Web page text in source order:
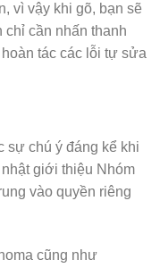
vì vậy khi gõ, bạn sẽ
chỉ cần nhấn thanh
tác các lỗi tự sửa
sự chú ý đáng kể khi
giới thiệu Nhóm
vào quyền riêng
cũng như